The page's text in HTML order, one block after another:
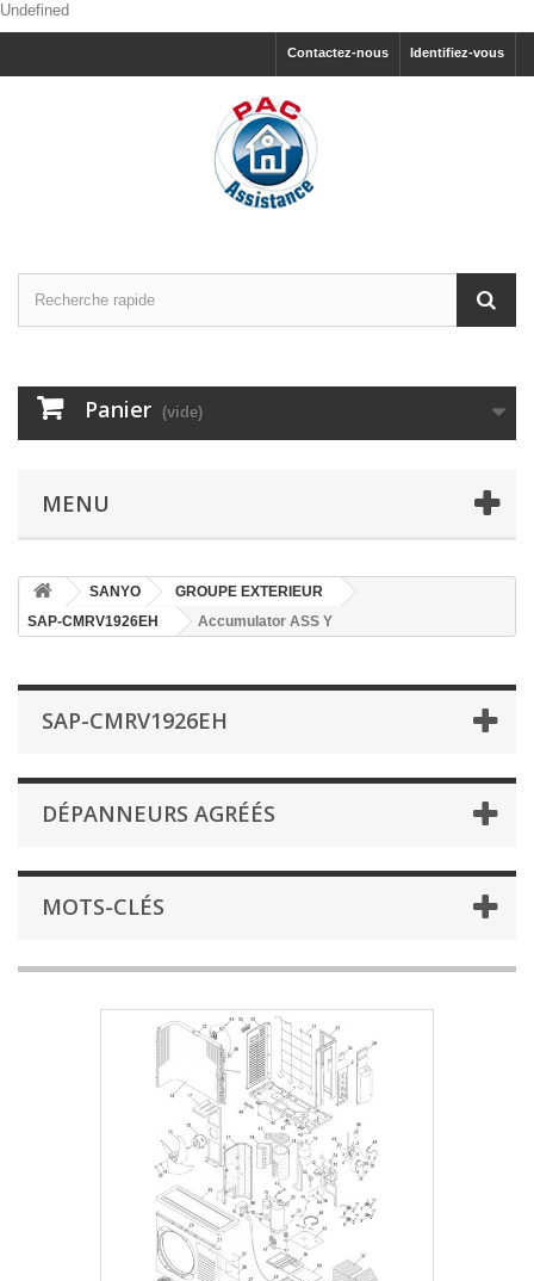
Undefined
Identifiez-vous
Contactez-nous
Panier (vide)
MENU
SANYO
GROUPE EXTERIEUR
SAP-CMRV1926EH
Accumulator ASS Y
SAP-CMRV1926EH
DÉPANNEURS AGRÉÉS
MOTS-CLÉS